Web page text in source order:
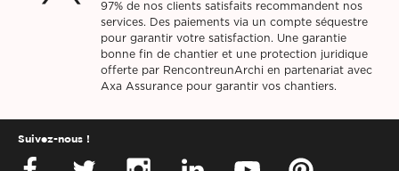
97% de nos clients satisfaits recommandent nos
services. Des paiements via un compte séquestre
pour garantir votre satisfaction. Une garantie
bonne fin de chantier et une protection juridique
offerte par RencontreunArchi en partenariat avec
Axa Assurance pour garantir vos chantiers.
Suivez-nous !